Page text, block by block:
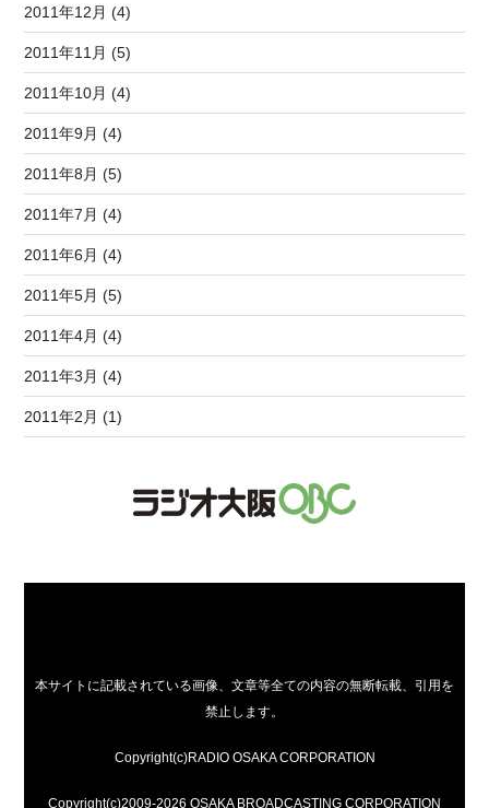
2011年12月 (4)
2011年11月 (5)
2011年10月 (4)
2011年9月 (4)
2011年8月 (5)
2011年7月 (4)
2011年6月 (4)
2011年5月 (5)
2011年4月 (4)
2011年3月 (4)
2011年2月 (1)
本サイトに記載されている画像、文章等全ての内容の無断転載、引用を
禁止します。
Copyright(c)RADIO OSAKA CORPORATION
Copyright(c)2009-2026 OSAKA BROADCASTING CORPORATION